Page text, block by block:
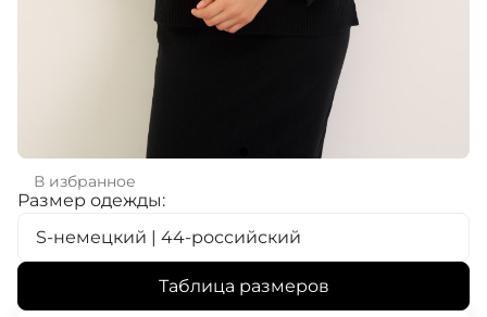
В избранное
Размер одежды:
S-немецкий | 44-российский
Таблица размеров